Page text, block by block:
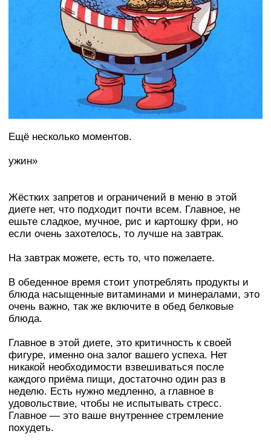
Ещё несколько моментов.
ужин»
Жёстких запретов и ограничений в меню в этой
диете нет, что подходит почти всем. Главное, не
ешьте сладкое, мучное, рис и картошку фри, но
если очень захотелось, то лучше на завтрак.
На завтрак можете, есть то, что пожелаете.
В обеденное время стоит употреблять продукты и
блюда насыщенные витаминами и минералами, это
очень важно, так же включите в обед белковые
блюда.
Главное в этой диете, это критичность к своей
фигуре, именно она залог вашего успеха. Нет
никакой необходимости взвешиваться после
каждого приёма пищи, достаточно один раз в
неделю. Есть нужно медленно, а главное в
удовольствие, чтобы не испытывать стресс.
Главное — это ваше внутреннее стремление
похудеть.